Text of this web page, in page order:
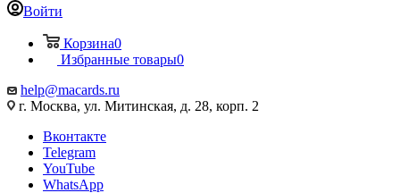
Войти
Корзина0
Избранные товары0
help@macards.ru
г. Москва, ул. Митинская, д. 28, корп. 2
Вконтакте
Telegram
YouTube
WhatsApp